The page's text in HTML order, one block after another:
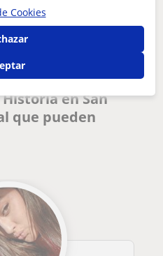
perfil?
Madrid
historia del arte
en San
que pueden
Cookies